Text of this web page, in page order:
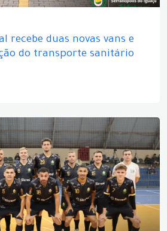
recebe duas novas vans e
do transporte sanitário